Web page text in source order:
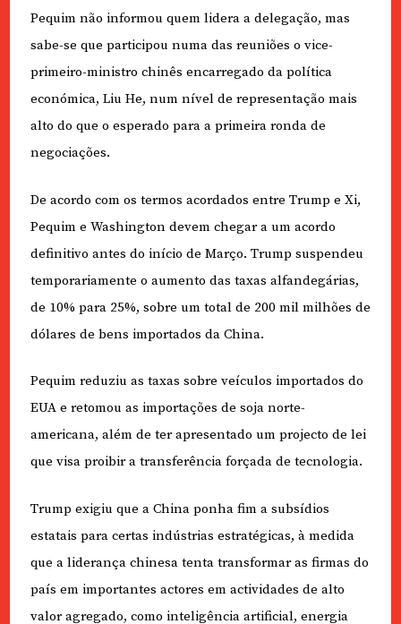
Pequim não informou quem lidera a delegação, mas
sabe-se que participou numa das reuniões o vice-
primeiro-ministro chinês encarregado da política
económica, Liu He, num nível de representação mais
alto do que o esperado para a primeira ronda de
negociações.
De acordo com os termos acordados entre Trump e Xi,
Pequim e Washington devem chegar a um acordo
definitivo antes do início de Março. Trump suspendeu
temporariamente o aumento das taxas alfandegárias,
de 10% para 25%, sobre um total de 200 mil milhões de
dólares de bens importados da China.
Pequim reduziu as taxas sobre veículos importados do
EUA e retomou as importações de soja norte-
americana, além de ter apresentado um projecto de lei
que visa proibir a transferência forçada de tecnologia.
Trump exigiu que a China ponha fim a subsídios
estatais para certas indústrias estratégicas, à medida
que a liderança chinesa tenta transformar as firmas do
país em importantes actores em actividades de alto
valor agregado, como inteligência artificial, energia